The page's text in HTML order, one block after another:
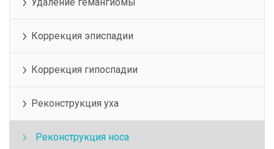
Коррекция эписпадии
Коррекция гипоспадии
Реконструкция уха
Реконструкция носа